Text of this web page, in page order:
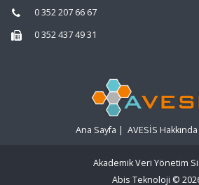
0 352 207 66 67
0 352 437 49 31
Ana Sayfa | AVESİS Hakkında
Akademik Veri Yönetim
Abis Teknoloji ©